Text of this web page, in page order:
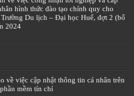
hình thức đào tạo chính quy cho
Du lịch – Đại học Huế, đợt 2 (bổ
2024
về việc cập nhật thông tin cá nhân trên
mềm tín chỉ